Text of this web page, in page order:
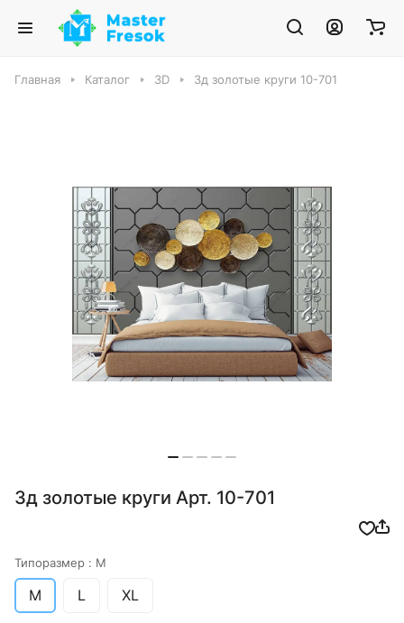
Главная Каталог 3D 3д золотые круги 10-701
3д золотые круги Арт. 10-701
Типоразмер : M
M L XL